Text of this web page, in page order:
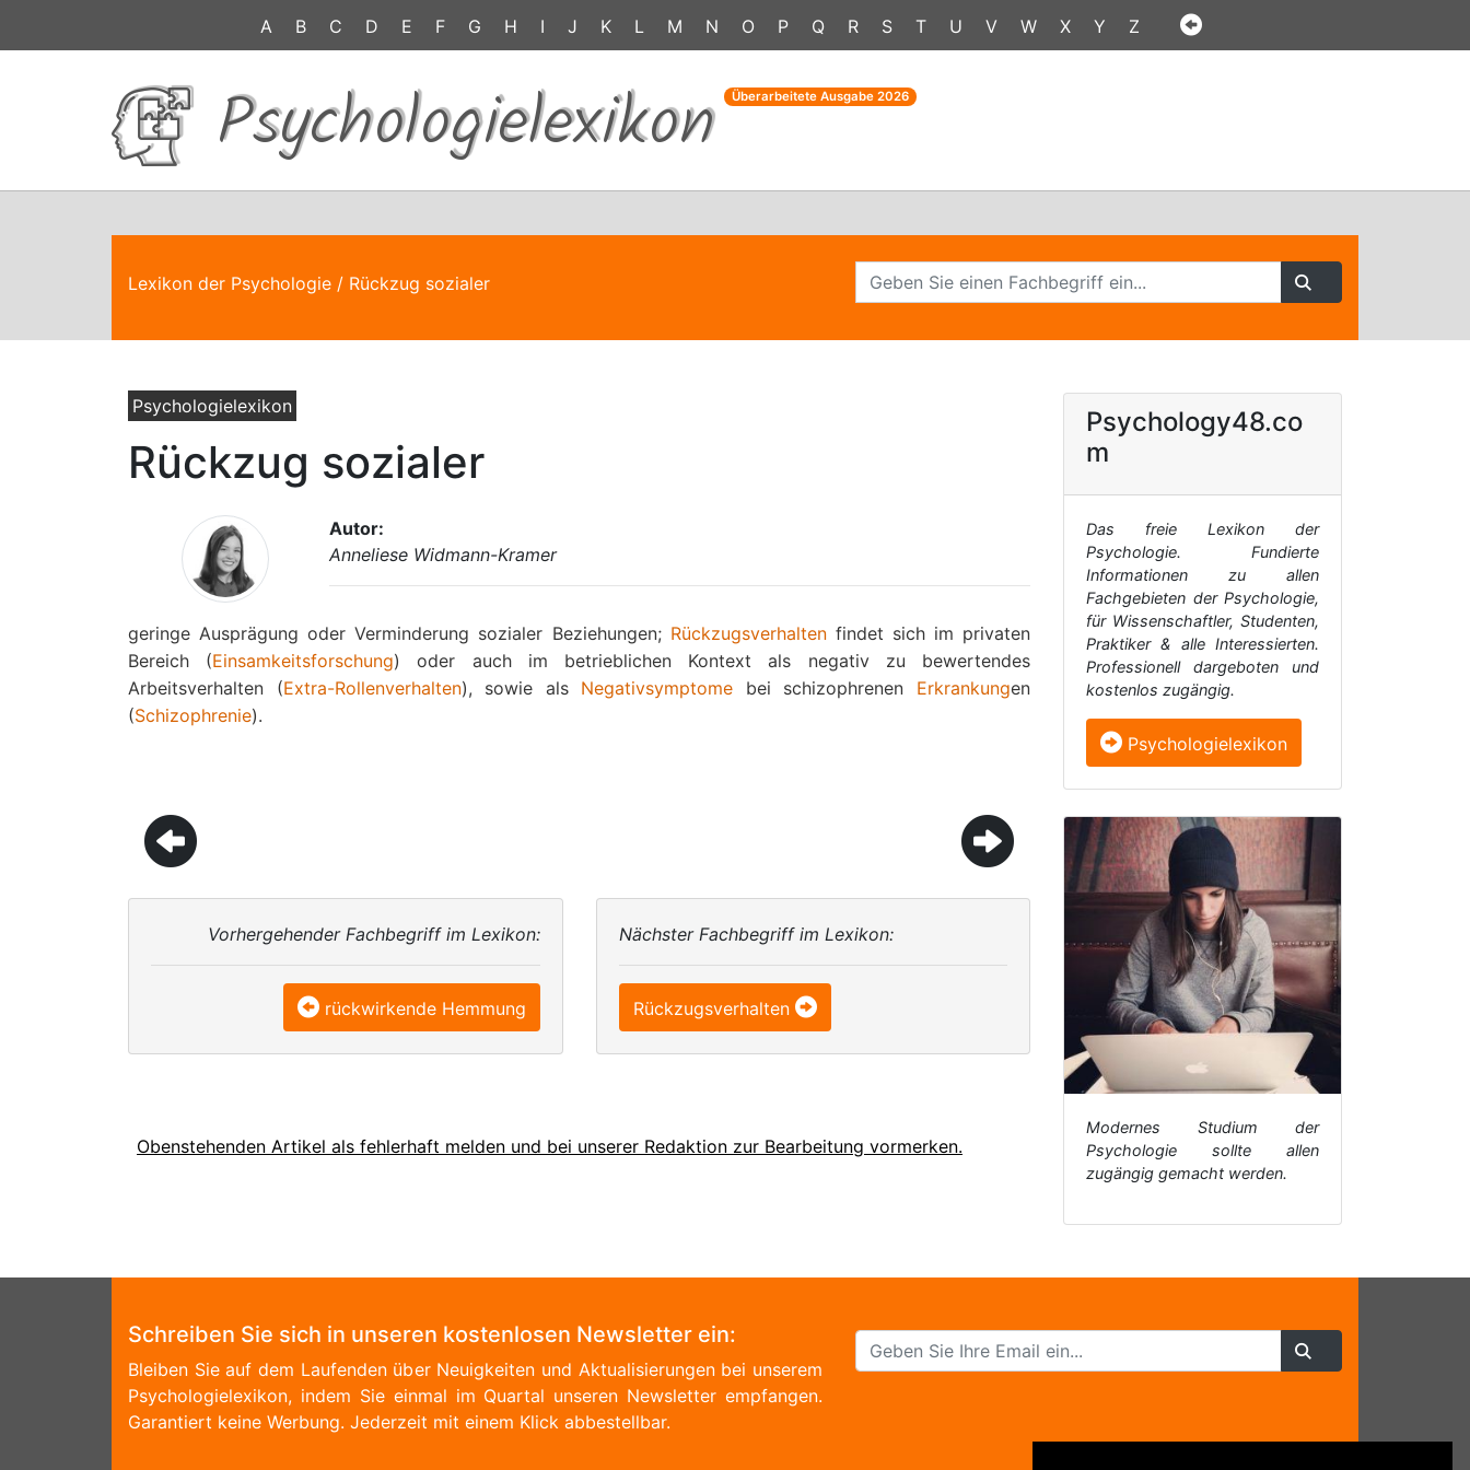
A B C D E F G H I J K L M N O P Q R S T U V W X Y Z
Psychologielexikon Überarbeitete Ausgabe 2026
Lexikon der Psychologie / Rückzug sozialer
Psychologielexikon
Rückzug sozialer
Autor:
Anneliese Widmann-Kramer
geringe Ausprägung oder Verminderung sozialer Beziehungen; Rückzugsverhaltenfindet sich im privaten
Bereich (Einsamkeitsforschung) oder auch im betrieblichen Kontext als negativ zu bewertendes
Arbeitsverhalten (Extra-Rollenverhalten), sowie als Negativsymptome bei schizophrenen Erkrankungen
(Schizophrenie).
Vorhergehender Fachbegriff im Lexikon:
rückwirkende Hemmung
Nächster Fachbegriff im Lexikon:
Rückzugsverhalten
Obenstehenden Artikel als fehlerhaft melden und bei unserer Redaktion zur Bearbeitung vormerken.
Psychology48.co
m
Das freie Lexikon der
Psychologie. Fundierte
Informationen zu allen
Fachgebieten der Psychologie,
für Wissenschaftler, Studenten,
Praktiker & alle Interessierten.
Professionell dargeboten und
kostenlos zugängig.
Psychologielexikon
Modernes Studium der
Psychologie sollte allen
zugängig gemacht werden.
Schreiben Sie sich in unseren kostenlosen Newsletter ein:
Bleiben Sie auf dem Laufenden über Neuigkeiten und Aktualisierungen bei unserem
Psychologielexikon, indem Sie einmal im Quartal unseren Newsletter empfangen.
Garantiert keine Werbung. Jederzeit mit einem Klick abbestellbar.